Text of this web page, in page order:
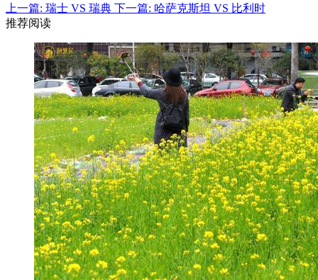
上一篇: 瑞士 VS 瑞典 下一篇: 哈萨克斯坦 VS 比利时
推荐阅读